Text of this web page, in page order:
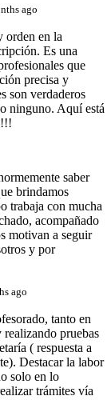
ago
orden en la
Es una
que
precisa y
son verdaderos
ninguno. Aquí está
saber
brindamos
trabaja con mucha
acompañado
motivan a seguir
y por
ago
tanto en
pruebas
( respuesta a
Destacar la labor
solo en lo
trámites vía